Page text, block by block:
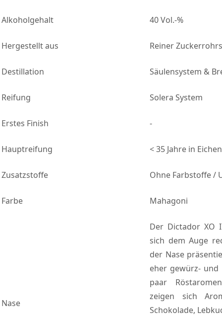
Alkoholgehalt 40 Vol.-%
Hergestellt aus Reiner
Destillation Säulensystem &
Reifung Solera System
Erstes Finish -
Hauptreifung < 35 Jahre in
Zusatzstoffe Ohne Farbstoffe /
Farbe Mahagoni
Nase
Der Dictador XO
sich dem Auge
der Nase
eher gewürz- und
paar
zeigen sich
Schokolade,